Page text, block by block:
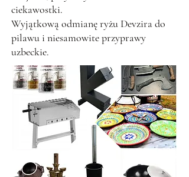
ciekawostki.
Wyjątkową odmianę ryżu Devzira do
pilawu i niesamowite przyprawy
uzbeckie.